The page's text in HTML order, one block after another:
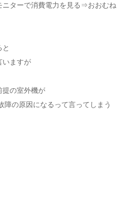
ニターで消費電力を見る⇒おおむね
いますが
提の室外機が
障の原因になるって言ってしまう